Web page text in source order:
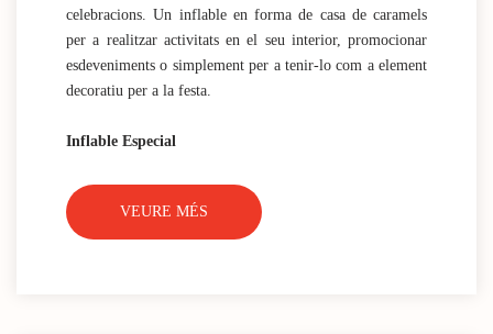
celebracions. Un inflable en forma de casa de caramels
per a realitzar activitats en el seu interior, promocionar
esdeveniments o simplement per a tenir-lo com a element
decoratiu per a la festa.
Inflable Especial
VEURE MÉS